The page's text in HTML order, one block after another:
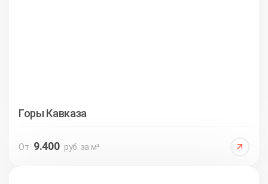
Горы Кавказа
От 9.400 руб. за м²